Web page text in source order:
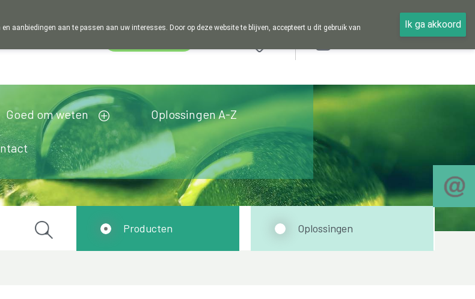
Goed om weten Oplossingen A-Z
Producten Oplossingen
aanbiedingen aan te passen aan uw interesses. Door op deze website te blijven, accepteert u dit gebruik van
Ik ga akkoord